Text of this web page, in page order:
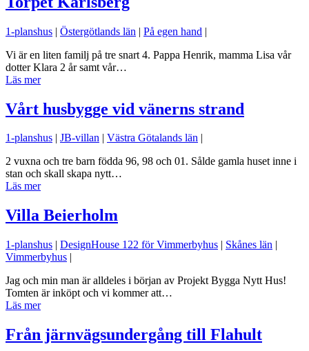
1-planshus | Östergötlands län | På egen hand |
Vi är en liten familj på tre snart 4. Pappa Henrik, mamma Lisa vår
dotter Klara 2 år samt vår…
Läs mer
Vårt husbygge vid vänerns strand
1-planshus | JB-villan | Västra Götalands län |
2 vuxna och tre barn födda 96, 98 och 01. Sålde gamla huset inne i
stan och skall skapa nytt…
Läs mer
Villa Beierholm
1-planshus | DesignHouse 122 för Vimmerbyhus | Skånes län |
Vimmerbyhus |
Jag och min man är alldeles i början av Projekt Bygga Nytt Hus!
Tomten är inköpt och vi kommer att…
Läs mer
Från järnvägsundergång till Flahult